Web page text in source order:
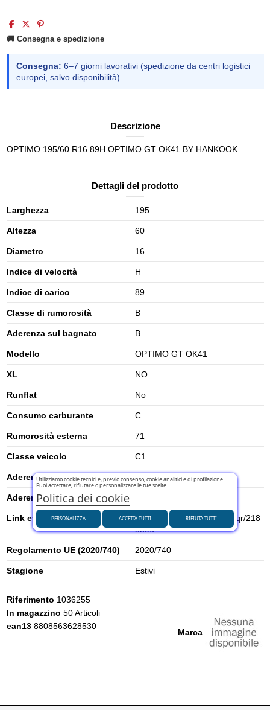
🚚 Consegna e spedizione
Consegna: 6–7 giorni lavorativi (spedizione da centri logistici
europei, salvo disponibilità).
Descrizione
OPTIMO 195/60 R16 89H OPTIMO GT OK41 BY HANKOOK
Dettagli del prodotto
Larghezza 195
Altezza 60
Diametro 16
Indice di velocità H
Indice di carico 89
Classe di rumorosità B
Aderenza sul bagnato B
Modello OPTIMO GT OK41
XL NO
Runflat No
Consumo carburante C
Rumorosità esterna 71
Classe veicolo C1
Aderenza su neve 0
Aderenza su ghiaccio
Link etichetta energetica UE
https://eprel.ec.europa.eu/qr/218
5306
Regolamento UE (2020/740) 2020/740
Stagione Estivi
Marca
Riferimento 1036255
In magazzino 50 Articoli
ean13 8808563628530
Utilizziamo cookie tecnici e, previo consenso, cookie analitici e di profilazione.
Puoi accettare, rifiutare o personalizzare le tue scelte.
Politica dei cookie
PERSONALIZZA RIFIUTA TUTTI
ACCETTA TUTTI